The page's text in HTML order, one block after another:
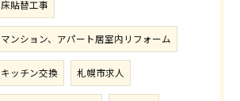
床貼替工事
マンション、アパート居室内リフォーム
キッチン交換 札幌市求人